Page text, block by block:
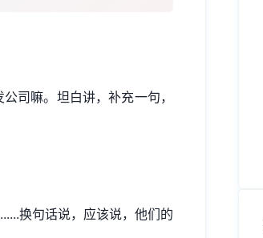
司嘛。坦白讲，补充一句，
换句话说，应该说，他们的